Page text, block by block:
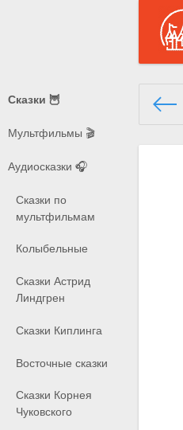
Сказки 🦉
Мультфильмы 🎬
Аудиосказки 🎧
Сказки по
мультфильмам
Колыбельные
Сказки Астрид
Линдгрен
Сказки Киплинга
Восточные сказки
Сказки Корнея
Чуковского